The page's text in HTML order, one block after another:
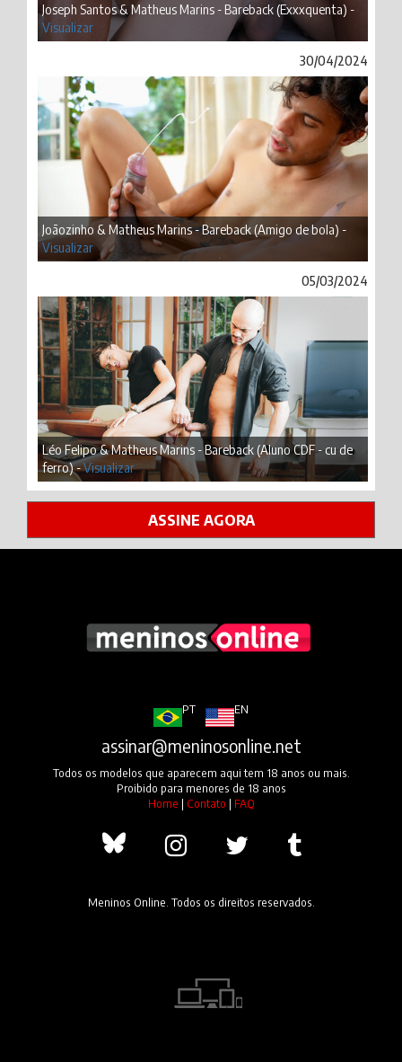
Joseph Santos & Matheus Marins - Bareback (Exxxquenta) -
Visualizar
30/04/2024
Joãozinho & Matheus Marins - Bareback (Amigo de bola) -
Visualizar
05/03/2024
Léo Felipo & Matheus Marins - Bareback (Aluno CDF - cu de
ferro) -Visualizar
ASSINE AGORA
PT EN
assinar@meninosonline.net
Todos os modelos que aparecem aqui tem 18 anos ou mais.
Proibido para menores de 18 anos
Home | Contato | FAQ
Meninos Online. Todos os direitos reservados.